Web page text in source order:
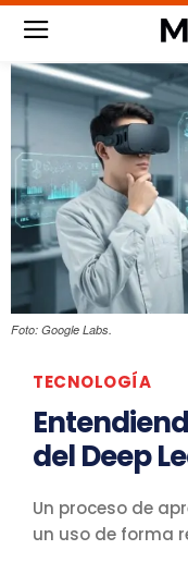
Foto: Google Labs.
TECNOLOGÍA
del Deep
Un proceso de
un uso de forma